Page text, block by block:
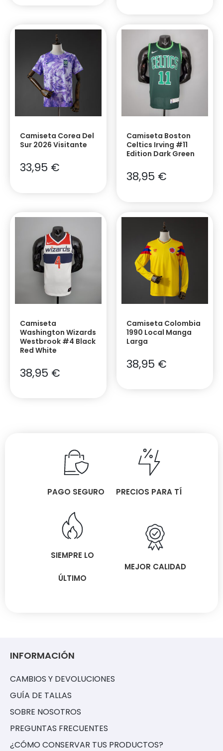
Camiseta Corea Del
Sur 2026 Visitante
33,95 €
Camiseta Boston
Celtics Irving #11
Edition Dark Green
38,95 €
Camiseta
Washington Wizards
Westbrook #4 Black
Red White
38,95 €
Camiseta Colombia
1990 Local Manga
Larga
38,95 €
PAGO SEGURO PRECIOS PARA TÍ
SIEMPRE LO
ÚLTIMO
MEJOR CALIDAD
INFORMACIÓN
CAMBIOS Y DEVOLUCIONES
GUÍA DE TALLAS
SOBRE NOSOTROS
PREGUNTAS FRECUENTES
¿CÓMO CONSERVAR TUS PRODUCTOS?